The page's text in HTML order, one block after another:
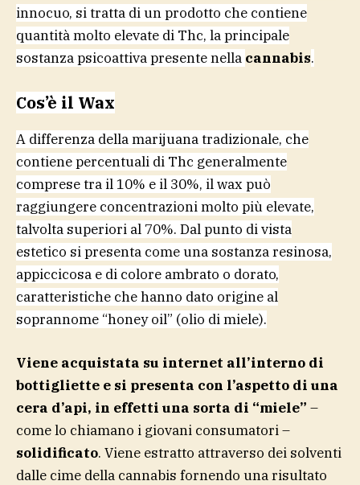
innocuo, si tratta di un prodotto che contiene
quantità molto elevate di Thc, la principale
sostanza psicoattiva presente nella cannabis.
Cos’è il Wax
A differenza della marijuana tradizionale, che
contiene percentuali di Thc generalmente
comprese tra il 10% e il 30%, il wax può
raggiungere concentrazioni molto più elevate,
talvolta superiori al 70%. Dal punto di vista
estetico si presenta come una sostanza resinosa,
appiccicosa e di colore ambrato o dorato,
caratteristiche che hanno dato origine al
soprannome “honey oil” (olio di miele).
Viene acquistata su internet all’interno di
bottigliette e si presenta con l’aspetto di una
cera d’api, in effetti una sorta di “miele” –
come lo chiamano i giovani consumatori –
solidificato. Viene estratto attraverso dei solventi
dalle cime della cannabis fornendo una risultato